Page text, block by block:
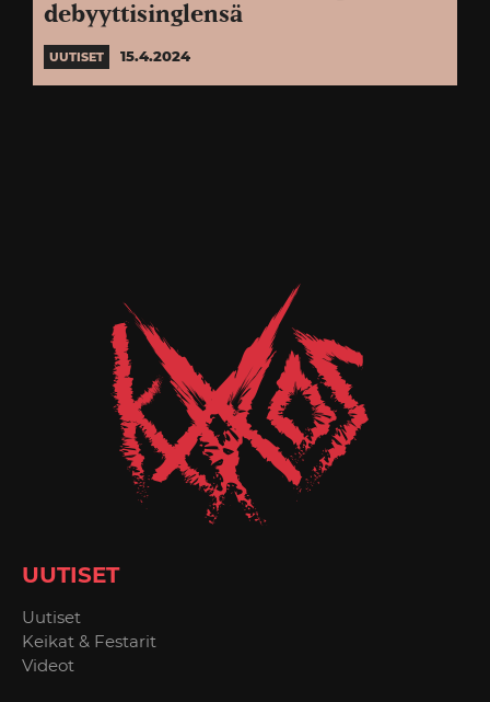
debyyttisinglensä
UUTISET 15.4.2024
UUTISET
Uutiset
Keikat & Festarit
Videot